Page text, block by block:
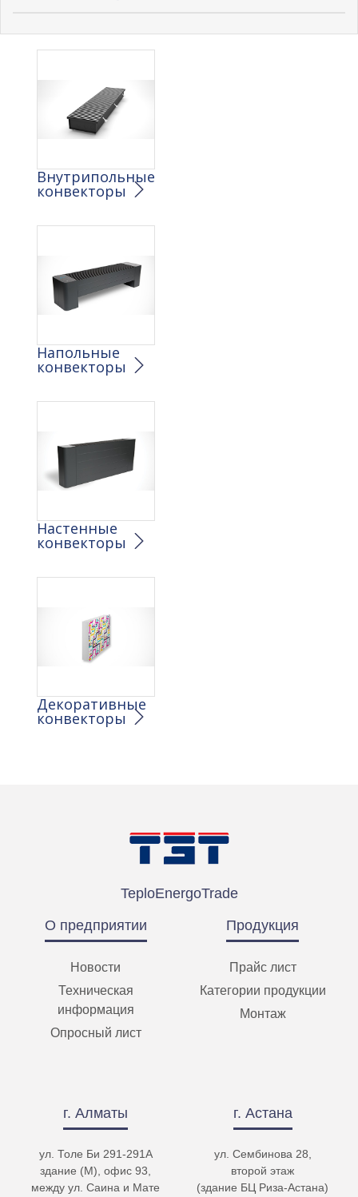
Внутрипольные
конвекторы
Напольные
конвекторы
Настенные
конвекторы
Декоративные
конвекторы
TeploEnergoTrade
О предприятии
Новости
Техническая
информация
Опросный лист
Продукция
Прайс лист
Категории продукции
Монтаж
г. Алматы
ул. Толе Би 291-291А
здание (М), офис 93,
между ул. Саина и Мате
г. Астана
ул. Сембинова 28,
второй этаж
(здание БЦ Риза-Астана)